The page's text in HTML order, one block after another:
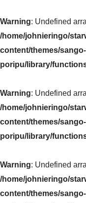
Warning: Undefined
/home/johnieringo/
content/themes/
poripu/library/
Warning: Undefined
/home/johnieringo/
content/themes/
poripu/library/
Warning: Undefined
/home/johnieringo/
content/themes/